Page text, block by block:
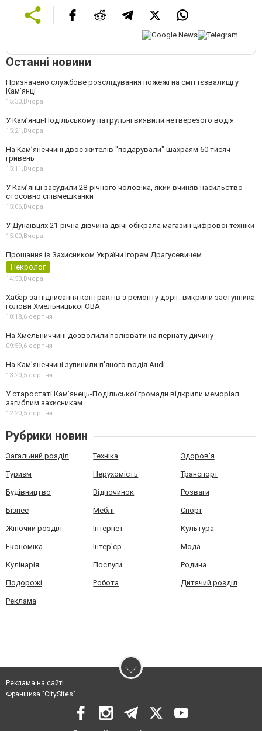
Останні новини
Призначено службове розслідування пожежі на сміттєзвалищі у
Кам’янці
15:30,Вчора
У Кам’янці-Подільському патрульні виявили нетверезого водія
15:21,Вчора
На Камʼянеччині двоє жителів "подарували" шахраям 60 тисяч
гривень
15:11,Вчора
У Камʼянці засудили 28-річного чоловіка, який вчиняв насильство
стосовно співмешканки
15:06,Вчора
У Дунаївцях 21-річна дівчина двічі обікрала магазин цифрової техніки
15:00,Вчора
Прощання із Захисником України Ігорем Драгусевичем
Некролог
14:53,Вчора
Хабар за підписання контрактів з ремонту доріг: викрили заступника
голови Хмельницької ОВА
10:18,6 серпня
На Хмельниччині дозволили полювати на пернату дичину
09:59,6 серпня
На Камʼянеччині зупинили п'яного водія Audi
13:20,5 серпня
У старостаті Кам’янець-Подільської громади відкрили меморіал
загиблим захисникам
12:20,5 серпня
Рубрики новин
Загальний розділ Техніка Здоров'я
Туризм Нерухомість Транспорт
Будівництво Відпочинок Розваги
Бізнес Меблі Спорт
Жіночий розділ Інтернет Культура
Економіка Інтер'єр Мода
Кулінарія Послуги Родина
Подорожі Робота Дитячий розділ
Реклама
Реклама на сайті
Франшиза "CitySites"